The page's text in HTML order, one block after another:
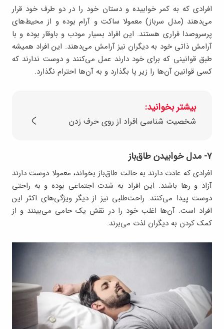
افرادی که به کمر خوابیده و دستان خود را در دو طرف خود قرار
می‌دهند (مدل سرباز) معمولا ساکت و آرام بوده و از محیط‌های
پرسروصدا فراری هستند. این افراد بسیار مودب و باوقار بوده و با
آرامش ذاتی خود به دیگران نیز آرامش می‌دهند. این افراد همیشه
طبق قوانینی که برای خود دارند عمل می‌کنند و دوست ندارند که
کسی قوانین آن‌ها را زیر پا بگذارد و به آن‌ها احترام نگذارد.
بیشتر بخوانید:
شخصیت شناسی افراد از روی حرف زدن
۷- مدل خوابیدن طاق‌باز
افرادی که عادت دارند به حالت طاق‌باز بخواند، معمولا دوست دارند
آزاد و رها باشند. این افراد به شدت اجتماعی بوده و به راحتی
دوست پیدا می‌کنند. راحت‌طلبی نیز از دیگر ویژگی‌های اکثر این
افراد است. آن‌ها اغلب خود را در نقش یک حامی می‌بینند و از
کمک کردن به دیگران لذت می‌برند.